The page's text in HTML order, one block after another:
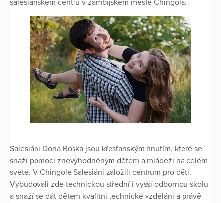
salesiánském centru v zambijském městě Chingola.
Salesiáni Dona Boska jsou křesťanským hnutím, které se
snaží pomoci znevýhodněným dětem a mládeži na celém
světě. V Chingole Salesiáni založili centrum pro děti.
Vybudovali zde technickou střední i vyšší odbornou školu
a snaží se dát dětem kvalitní technické vzdělání a právě